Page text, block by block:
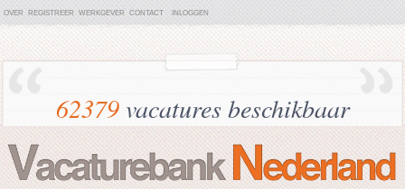
OVER REGISTREER WERKGEVER CONTACT INLOGGEN
62379vacatures beschikbaar